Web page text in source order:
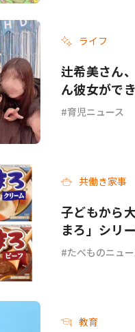
ライフ
辻希美さん
ん彼女がで
育児ニュース
共働き家事
子どもから
まろ」シリ
ーフ＞が新発
たべものニュ
教育